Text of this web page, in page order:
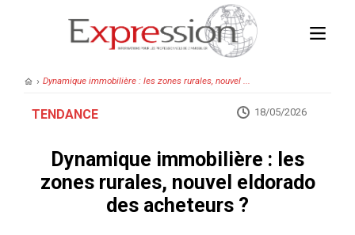
› Dynamique immobilière : les zones rurales, nouvel ...
TENDANCE 18/05/2026
Dynamique immobilière : les
zones rurales, nouvel eldorado
des acheteurs ?